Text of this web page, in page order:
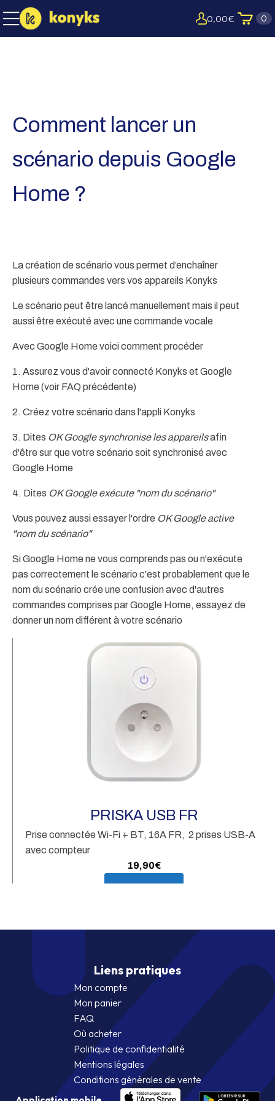
0,00€ 0
Comment lancer un
scénario depuis Google
Home ?
La création de scénario vous permet d’enchaîner
plusieurs commandes vers vos appareils Konyks
Le scénario peut être lancé manuellement mais il peut
aussi être exécuté avec une commande vocale
Avec Google Home voici comment procéder
1. Assurez vous d'avoir connecté Konyks et Google
Home (voir FAQ précédente)
2. Créez votre scénario dans l'appli Konyks
3. Dites OK Google synchronise les appareilsafin
d'être sur que votre scénario soit synchronisé avec
Google Home
4. Dites OK Google exécute "nom du scénario"
Vous pouvez aussi essayer l'ordre OK Google active
"nom du scénario"
Si Google Home ne vous comprends pas ou n'exécute
pas correctement le scénario c'est probablement que le
nom du scénario crée une confusion avec d'autres
commandes comprises par Google Home, essayez de
donner un nom différent à votre scénario
PRISKA USB FR
Prise connectée Wi-Fi + BT, 16A FR, 2 prises USB-A
avec compteur
19,90€
Liens pratiques
Mon compte
Mon panier
FAQ
Où acheter
Politique de confidentialité
Mentions légales
Conditions générales de vente